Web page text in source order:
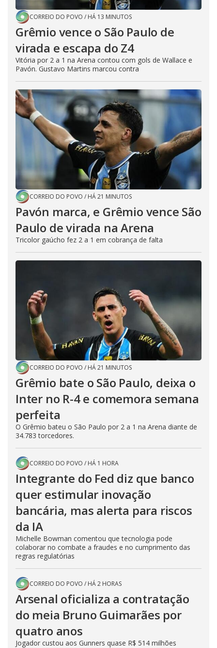
CORREIO DO POVO / HÁ 13 MINUTOS
Grêmio vence o São Paulo de
virada e escapa do Z4
Vitória por 2 a 1 na Arena contou com gols de Wallace e
Pavón. Gustavo Martins marcou contra
CORREIO DO POVO / HÁ 21 MINUTOS
Pavón marca, e Grêmio vence São
Paulo de virada na Arena
Tricolor gaúcho fez 2 a 1 em cobrança de falta
CORREIO DO POVO / HÁ 21 MINUTOS
Grêmio bate o São Paulo, deixa o
Inter no R-4 e comemora semana
perfeita
O Grêmio bateu o São Paulo por 2 a 1 na Arena diante de
34.783 torcedores.
CORREIO DO POVO / HÁ 1 HORA
Integrante do Fed diz que banco
quer estimular inovação
bancária, mas alerta para riscos
da IA
Michelle Bowman comentou que tecnologia pode
colaborar no combate a fraudes e no cumprimento das
regras regulatórias
CORREIO DO POVO / HÁ 2 HORAS
Arsenal oficializa a contratação
do meia Bruno Guimarães por
quatro anos
Jogador custou aos Gunners quase R$ 514 milhões